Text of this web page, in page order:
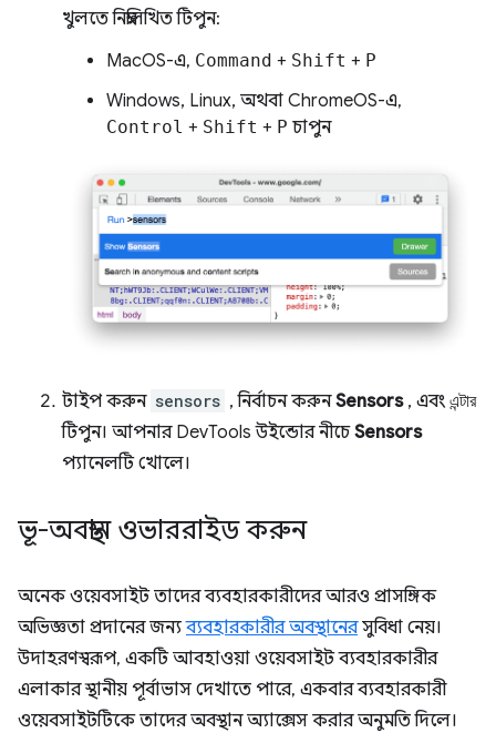
খুলতে নিম্নলিখিত টিপুন:
MacOS-এ, Command + Shift + P
Windows, Linux, অথবা ChromeOS-এ,
Control + Shift + P চাপুন
টাইপ করুন sensors , নির্বাচন করুনSensors, এবং এন্টার
টিপুন। আপনার DevTools উইন্ডোর নীচেSensors
প্যানেলটি খোলে।
ভূ-অবস্থান ওভাররাইড করুন
অনেক ওয়েবসাইট তাদের ব্যবহারকারীদের আরও প্রাসঙ্গিক
অভিজ্ঞতা প্রদানের জন্যব্যবহারকারীর অবস্থানেরসুবিধা নেয়।
উদাহরণস্বরূপ, একটি আবহাওয়া ওয়েবসাইট ব্যবহারকারীর
এলাকার স্থানীয় পূর্বাভাস দেখাতে পারে, একবার ব্যবহারকারী
ওয়েবসাইটটিকে তাদের অবস্থান অ্যাক্সেস করার অনুমতি দিলে।